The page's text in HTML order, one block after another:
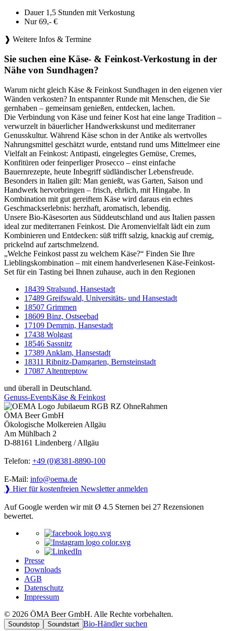
Dauer 1,5 Stunden mit Verkostung
Nur 69,- €
❱ Weitere Infos & Termine
Sie suchen eine Käse- & Feinkost-Verkostung in der
Nähe von Sundhagen?
Warum nicht gleich Käse & Feinkost Sundhagen in den eigenen vier
Wänden verkosten? In entspannter Runde mit Menschen, die Sie
gernhaben – gemeinsam genießen, entdecken, lachen.
Die Verbindung von Käse und feiner Kost hat eine lange Tradition –
verwurzelt in bäuerlicher Handwerkskunst und mediterraner
Genusskultur. Während Käse schon in der Antike als wertvolles
Nahrungsmittel geschätzt wurde, entstand rund ums Mittelmeer eine
Vielfalt an Feinkost: Antipasti, eingelegtes Gemüse, Cremes,
Konfitüren oder feinperliger Prosecco – einst einfache
Bauernrezepte, heute Inbegriff südländischer Lebensfreude.
Besonders in Italien gilt: Man genießt, was Garten, Saison und
Handwerk hervorbringen – frisch, ehrlich, mit Hingabe. In
Kombination mit gut gereiftem Käse wird daraus ein echtes
Geschmackserlebnis: herzhaft, aromatisch, lebendig.
Unsere Bio-Käsesorten aus Süddeutschland und aus Italien passen
ideal zur mediterranen Feinkost. Die Aromenvielfalt lädt ein zum
Kombinieren und Entdecken: süß trifft salzig, knackig auf cremig,
prickelnd auf zartschmelzend.
„Welche Feinkost passt zu welchem Käse?“ Finden Sie Ihre
Lieblingskombination – mit einem handverlesenen Käse-Feinkost-
Set für ein Tasting bei Ihnen zuhause, auch in den Regionen
18439 Stralsund, Hansestadt
17489 Greifswald, Universitäts- und Hansestadt
18507 Grimmen
18609 Binz, Ostseebad
17109 Demmin, Hansestadt
17438 Wolgast
18546 Sassnitz
17389 Anklam, Hansestadt
18311 Ribnitz-Damgarten, Bernsteinstadt
17087 Altentreptow
und überall in Deutschland.
Genuss-EventsKäse & Feinkost
ÖMA Beer GmbH
Ökologische Molkereien Allgäu
Am Mühlbach 2
D-88161 Lindenberg / Allgäu
Telefon: +49 (0)8381-8890-100
E-Mail: info@oema.de
❱ Hier für kostenfreien Newsletter anmelden
Auf Google werden wir mit Ø 4.5 Sternen bei 27 Rezensionen
bewertet.
Presse
Downloads
AGB
Datenschutz
Impressum
© 2026 ÖMA Beer GmbH. Alle Rechte vorbehalten.
Soundstop Soundstart Bio-Händler suchen